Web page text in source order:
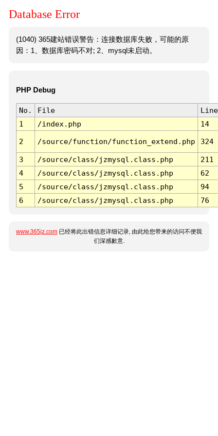
Database Error
(1040) 365建站错误警告：连接数据库失败，可能的原
因：1、数据库密码不对; 2、mysql未启动。
PHP Debug
No. File
Line
1
/index.php 14
2 /source/function/function_extend.php 324
3 /source/class/jzmysql.class.php
211
4
/source/class/jzmysql.class.php
62
5
/source/class/jzmysql.class.php
94
6
/source/class/jzmysql.class.php 76
www.365jz.com 已经将此出错信息详细记录, 由此给您带来的访问不便我
们深感歉意.